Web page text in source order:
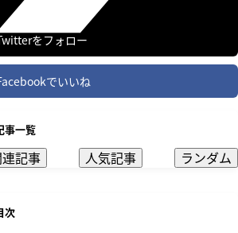
をフォロー
でいいね
事一覧
記事 人気記事 ランダム
次